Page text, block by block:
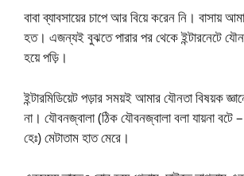
বাবা ব্যাবসায়ের চাপে আর বিয়ে করেন নি। বাসায়
হত। এজন্যই বুঝতে পারার পর থেকে ইন্টারনেটে
হয়ে পড়ি।
ইন্টারমিডিয়েট পড়ার সময়ই আমার যৌনতা বিষয়ক
না। যৌবনজ্বালা (ঠিক যৌবনজ্বালা বলা যায়না বটে
হেঃ) মেটাতাম হাত মেরে।